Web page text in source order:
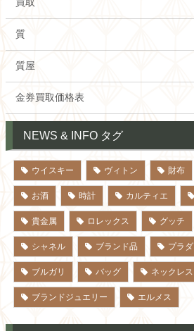
買取
質
質屋
金券買取価格表
NEWS & INFO タグ
ウイスキー ヴィトン 財布
お酒 時計 カルティエ
貴金属 ロレックス グッチ
シャネル ブランド品 プラダ
ブルガリ バッグ ネックレス
ブランドジュエリー エルメス